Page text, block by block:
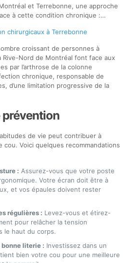
et Terrebonne, une approche
à cette condition chronique :…
chirurgicaux à Terrebonne
croissant de personnes à
Rive-Nord de Montréal font face aux
par l’arthrose de la colonne
chronique, responsable de
d’une limitation progressive de la
prévention
de vie peut contribuer à
cou. Voici quelques recommandations
: Assurez-vous que votre poste
Votre écran doit être à
et vos épaules doivent rester
régulières : Levez-vous et étirez-
pour relâcher la tension
le haut du corps.
literie : Investissez dans un
bien votre cou pour une meilleure